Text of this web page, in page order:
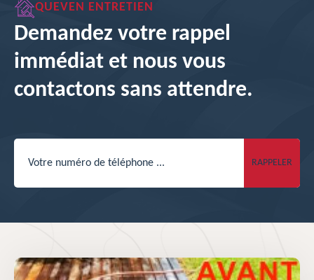
QUEVEN ENTRETIEN
Demandez votre rappel
immédiat et nous vous
contactons sans attendre.